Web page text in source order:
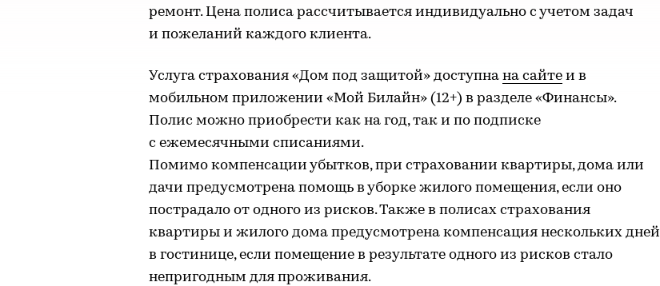
ремонт. Цена полиса рассчитывается индивидуально с учетом задач
и пожеланий каждого клиента.
Услуга страхования «Дом под защитой» доступна на сайте и в
мобильном приложении «Мой Билайн» (12+) в разделе «Финансы».
Полис можно приобрести как на год, так и по подписке
с ежемесячными списаниями.
Помимо компенсации убытков, при страховании квартиры, дома или
дачи предусмотрена помощь в уборке жилого помещения, если оно
пострадало от одного из рисков. Также в полисах страхования
квартиры и жилого дома предусмотрена компенсация нескольких дней
в гостинице, если помещение в результате одного из рисков стало
непригодным для проживания.